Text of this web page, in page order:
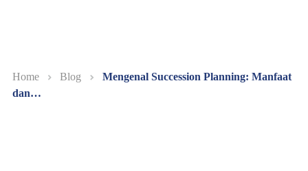
Home Blog
Mengenal Succession Planning: Manfaat
dan…